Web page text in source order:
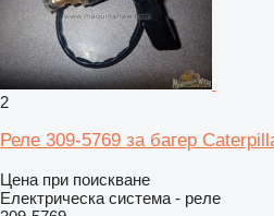
2
Реле 309-5769 за багер
Цена при поискване
Електрическа система - реле